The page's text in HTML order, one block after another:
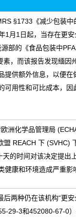
§1733 《减少包装中
1月 1日起，当存在更
部的《食品包装中
素，而该报告发现缅因
提供额外信息，以便
可用性和可比成本，因
洲化学品管理局
盟 REACH 下 (SVHC)
的时间对该决定提出上
康和环境造成严重影
后两种仍在该机构“更
29-3和452080-67-0